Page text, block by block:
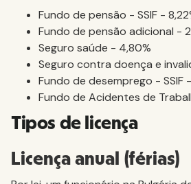
Fundo de pensão - SSIF -
Fundo de pensão adicional -
Seguro saúde - 4,80%
Seguro contra doença e
Fundo de desemprego - SSIF
Fundo de Acidentes de
Tipos de licença
Licença anual (férias)